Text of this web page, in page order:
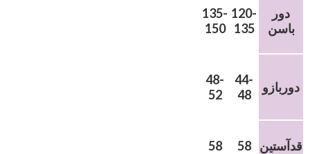
135-
150
120-
135
دور
باسن
48-
52
44-
48
دوربازو
58 58 قدآستین